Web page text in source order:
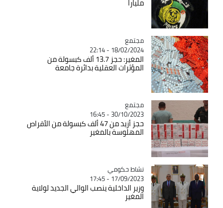
ملياراً
Catégorie
مجتمع
18/02/2024 - 22:14
المغير: حجز 13.7 ألف كبسولة من
المؤثرات العقلية بدائرة جامعة
Catégorie
مجتمع
30/10/2023 - 16:45
حجز أزيد من 47 ألف كبسولة من الأقراص
المهلوسة بالمغير
Catégorie
نشاط حكومي
17/09/2023 - 17:45
وزير الداخلية ينصب الوالي الجديد لولاية
المغير